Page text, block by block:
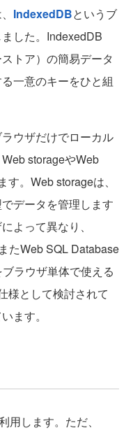
IndexedDBというブ
した。IndexedDB
トア）の簡易データ
一意のキーをひと組
ウザだけでローカル
storageやWeb
。Web storageは、
データを管理します
よって異なり、
たWeb SQL Database
ラウザ単体で使える
様として検討されて
ます。
します。ただ、